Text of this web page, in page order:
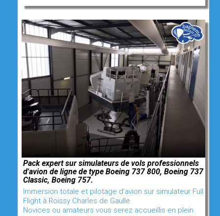
Pack expert sur simulateurs de vols professionnels
d'avion de ligne de type Boeing 737 800, Boeing 737
Classic, Boeing 757.
Immersion totale et pilotage d’avion sur simulateur Full
Flight à Roissy Charles de Gaulle.
Novices ou amateurs vous serez accueillis en plein